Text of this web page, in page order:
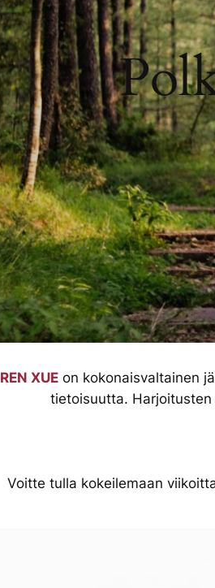
REN XUEon kokonaisvaltainen
tietoisuutta. Harjoitusten
Voitte tulla kokeilemaan